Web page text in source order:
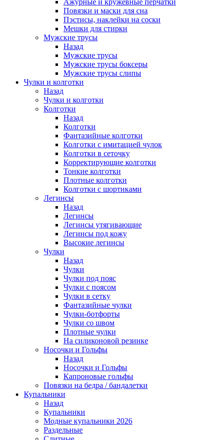
Ажурные и кружевные перчатки
Повязки и маски для сна
Пэстисы, наклейки на соски
Мешки для стирки
Мужские трусы
Назад
Мужские трусы
Мужские трусы боксеры
Мужские трусы слипы
Чулки и колготки
Назад
Чулки и колготки
Колготки
Назад
Колготки
Фантазийные колготки
Колготки с имитацией чулок
Колготки в сеточку
Корректирующие колготки
Тонкие колготки
Плотные колготки
Колготки с шортиками
Легинсы
Назад
Легинсы
Легинсы утягивающие
Легинсы под кожу
Высокие легинсы
Чулки
Назад
Чулки
Чулки под пояс
Чулки с поясом
Чулки в сетку
Фантазийные чулки
Чулки-ботфорты
Чулки со швом
Плотные чулки
На силиконовой резинке
Носочки и Гольфы
Назад
Носочки и Гольфы
Капроновые гольфы
Повязки на бедра / бандалетки
Купальники
Назад
Купальники
Модные купальники 2026
Раздельные